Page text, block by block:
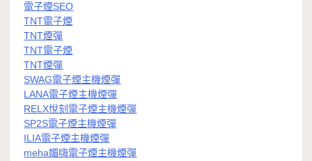
電子煙SEO
TNT電子煙
TNT煙彈
TNT電子煙
TNT煙彈
SWAG電子煙主機煙彈
LANA電子煙主機煙彈
RELX悅刻電子煙主機煙彈
SP2S電子煙主機煙彈
ILIA電子煙主機煙彈
meha媚嗨電子煙主機煙彈